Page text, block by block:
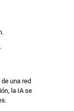
una red
la IA se